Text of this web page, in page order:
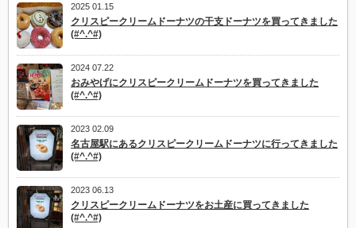
2025 01.15
クリスピークリームドーナツの干支ドーナツを買ってきました
(#^.^#)
2024 07.22
おみやげにクリスピークリームドーナツを買ってきました
(#^.^#)
2023 02.09
名古屋駅にあるクリスピークリームドーナツに行ってきました
(#^.^#)
2023 06.13
クリスピークリームドーナツをお土産に買ってきました
(#^.^#)